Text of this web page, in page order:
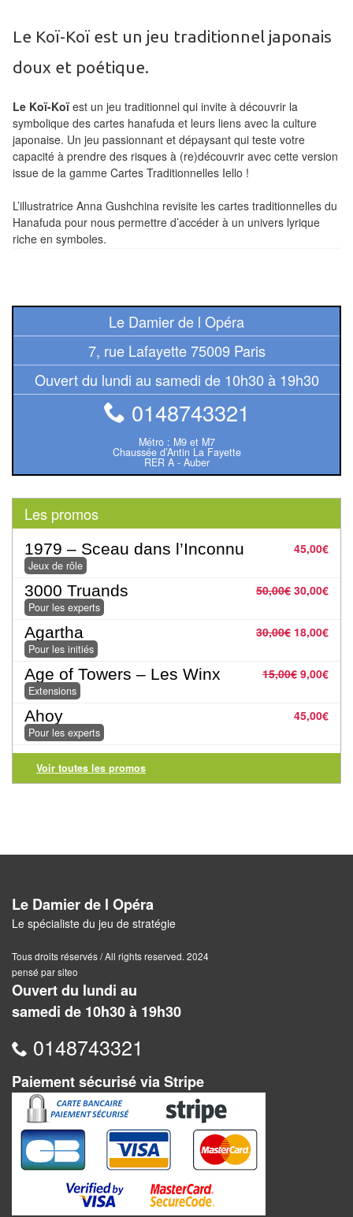
à
(TCG)
Les
Classiques
Pour
enfants
Pour
les
initiés
Pour
En
solitaire
Pour
2
Joueurs
Ambiance
Coopératif
Gestion
Escape
Game
/
Enquête
Extensions
Casse-
têtes
Accessoires
Backgammon
Jeux
traditionnels
Dominos
Jeu
Le Koï-Koï est un jeu traditionnel japonais
doux et poétique.
Le Koï-Koïest un jeu traditionnel qui invite à découvrir la
symbolique des cartes hanafuda et leurs liens avec la culture
japonaise. Un jeu passionnant et dépaysant qui teste votre
capacité à prendre des risques à (re)découvrir avec cette version
issue de la gamme Cartes Traditionnelles Iello !
L’illustratrice Anna Gushchina revisite les cartes traditionnelles du
Hanafuda pour nous permettre d’accéder à un univers lyrique
riche en symboles.
Le Damier de l Opéra
7, rue Lafayette 75009 Paris
Ouvert du lundi au samedi de 10h30 à 19h30
0148743321
Métro : M9 et M7
Chaussée d’Antin La Fayette
RER A - Auber
Les promos
45,00€
1979 – Sceau dans l’Inconnu
Jeux de rôle
50,00€ 30,00€
3000 Truands
Pour les experts
30,00€ 18,00€
Agartha
Pour les initiés
15,00€ 9,00€
Age of Towers – Les Winx
Extensions
45,00€
Ahoy
Pour les experts
Voir toutes les promos
Le Damier de l Opéra
Le spécialiste du jeu de stratégie
Tous droits réservés / All rights reserved. 2024
pensé par siteo
Ouvert du lundi au
samedi de 10h30 à 19h30
0148743321
Paiement sécurisé via Stripe